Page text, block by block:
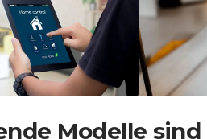
Modelle sind